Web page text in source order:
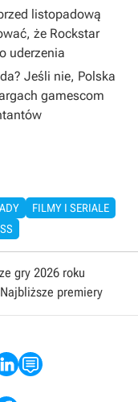
listopadową
że Rockstar
uderzenia
Jeśli nie, Polska
gamescom
FILMY I SERIALE
gry 2026 roku
Najbliższe premiery